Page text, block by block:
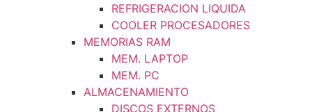
REFRIGERACION LIQUIDA
COOLER PROCESADORES
MEMORIAS RAM
MEM. LAPTOP
MEM. PC
ALMACENAMIENTO
DISCOS EXTERNOS